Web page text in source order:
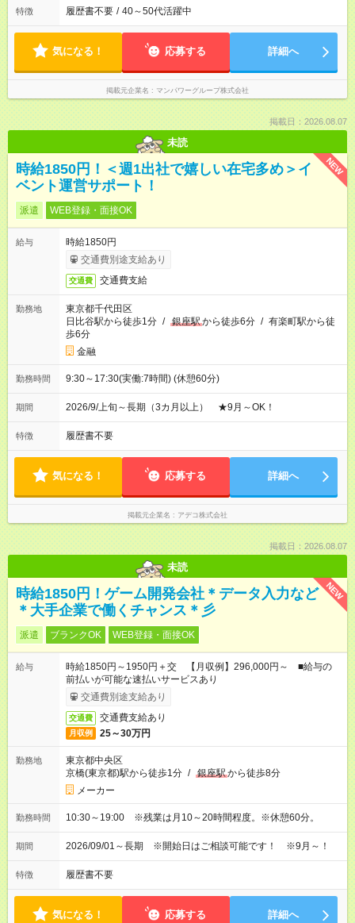
特徴 履歴書不要 / 40～50代活躍中
気になる！ 応募する 詳細へ
掲載元企業名 マンパワーグループ株式会社
掲載日：2026.08.07
未読
NEW
時給1850円！＜週1出社で嬉しい在宅多め＞イ
ベント運営サポート！
派遣 WEB登録・面接OK
給与
時給1850円
交通費別途支給あり
交通費 交通費支給
勤務地
東京都千代田区
日比谷駅から徒歩1分 / 銀座駅から徒歩6分 / 有楽町駅から徒
歩6分
金融
勤務時間 9:30～17:30(実働:7時間) (休憩60分)
期間 2026/9/上旬～長期（3カ月以上） ★9月～OK！
特徴 履歴書不要
気になる！ 応募する 詳細へ
掲載元企業名 アデコ株式会社
掲載日：2026.08.07
未読
NEW
時給1850円！ゲーム開発会社＊データ入力など
＊大手企業で働くチャンス＊彡
派遣 ブランクOK WEB登録・面接OK
給与
時給1850円～1950円＋交 【月収例】296,000円～ ■給与の
前払いが可能な速払いサービスあり
交通費別途支給あり
交通費 交通費支給あり
月収例 25～30万円
勤務地
東京都中央区
京橋(東京都)駅から徒歩1分 / 銀座駅から徒歩8分
メーカー
勤務時間 10:30～19:00 ※残業は月10～20時間程度。※休憩60分。
期間 2026/09/01～長期 ※開始日はご相談可能です！ ※9月～！
特徴 履歴書不要
気になる！ 応募する 詳細へ